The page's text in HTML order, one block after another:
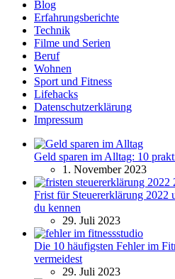
Blog
Erfahrungsberichte
Technik
Filme und Serien
Beruf
Wohnen
Sport und Fitness
Lifehacks
Datenschutzerklärung
Impressum
Geld sparen im Alltag: 10
1. November 2023
Frist für Steuererklärung 2022
du kennen
29. Juli 2023
Die 10 häufigsten Fehler im
vermeidest
29. Juli 2023